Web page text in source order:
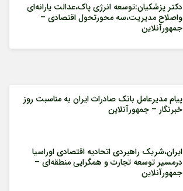
دکتر پزشکیان:توسعه انرژی پاک،عدالت یارانه‌ای
واصلاح مدیریت،سه محورتحول اقتصادی –
جمهورآنلاین
پیام مدیرعامل بانک صادرات ایران به مناسبت روز
خبرنگار – جمهورآنلاین
ایران،شریک راهبردی اتحادیه اقتصادی اوراسیا
درمسیر توسعه تجارت و همگرایی منطقه‌ای –
جمهورآنلاین